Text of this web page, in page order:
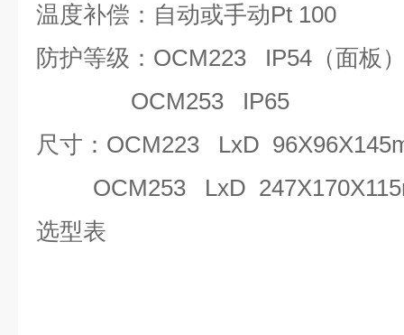
温度补偿：自动或手动Pt 100
防护等级：OCM223 IP54（面板
OCM253 IP65
尺寸：OCM223 LxD
OCM253 LxD
选型表